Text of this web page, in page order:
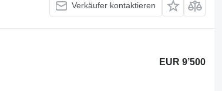
Verkäufer kontaktieren
EUR 9’500